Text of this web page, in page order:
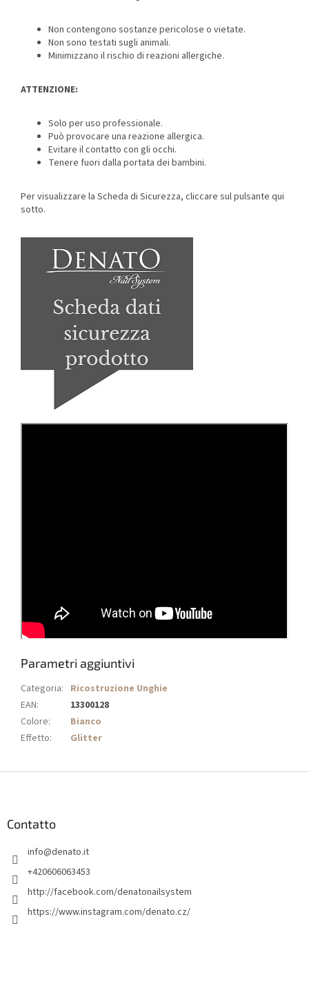
Non contengono sostanze pericolose o vietate.
Non sono testati sugli animali.
Minimizzano il rischio di reazioni allergiche.
ATTENZIONE:
Solo per uso professionale.
Può provocare una reazione allergica.
Evitare il contatto con gli occhi.
Tenere fuori dalla portata dei bambini.
Per visualizzare la Scheda di Sicurezza, cliccare sul pulsante qui
sotto.
Parametri aggiuntivi
Categoria: Ricostruzione Unghie
EAN:
13300128
Colore:
Bianco
Effetto: Glitter
Contatto
info@denato.it
+420606063453
http://facebook.com/denatonailsystem
https://www.instagram.com/denato.cz/